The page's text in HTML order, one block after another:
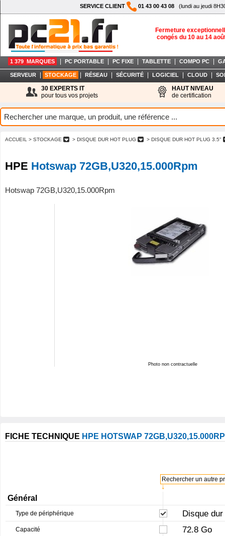
SERVICE CLIENT 01 43 00 43 08 (lundi au jeudi
Fermeture
congés du 10 au 14
1 379 MARQUES PC PORTABLE PC FIXE TABLETTE COMPO PC
SERVEUR STOCKAGE RÉSEAU SÉCURITÉ LOGICIEL CLOUD
30 EXPERTS IT
pour tous vos projets
HAUT NIVEAU
de certification
ACCUEIL > STOCKAGE > DISQUE DUR HOT PLUG > DISQUE DUR HOT PLUG 3.5"
HPE Hotswap 72GB,U320,15.000Rpm
Hotswap 72GB,U320,15.000Rpm
Photo non contractuelle
FICHE TECHNIQUE HPE HOTSWAP
↓
Rechercher un autre
Général
Type de périphérique Disque
Capacité 72.8 Go